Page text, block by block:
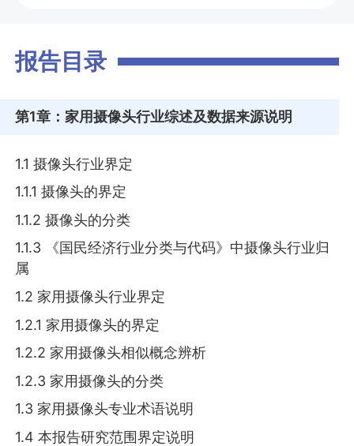
报告目录
第1章 ：家用摄像头行业综述及数据来源说明
1.1 摄像头行业界定
1.1.1 摄像头的界定
1.1.2 摄像头的分类
1.1.3 《国民经济行业分类与代码》中摄像头行业归
属
1.2 家用摄像头行业界定
1.2.1 家用摄像头的界定
1.2.2 家用摄像头相似概念辨析
1.2.3 家用摄像头的分类
1.3 家用摄像头专业术语说明
1.4 本报告研究范围界定说明